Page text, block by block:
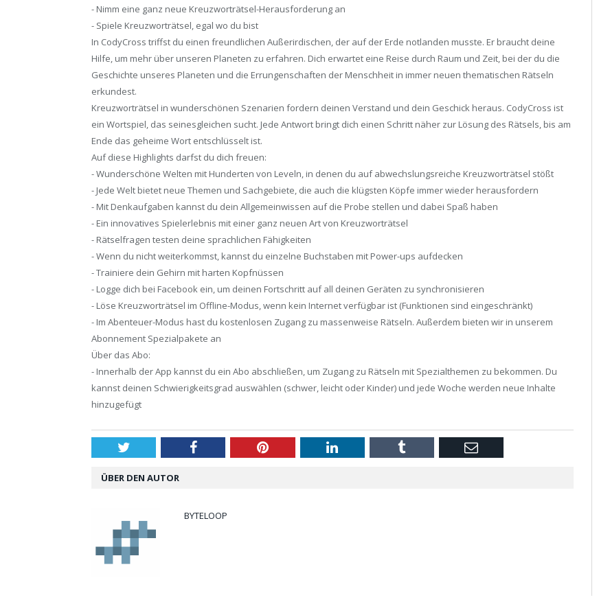
- Nimm eine ganz neue Kreuzworträtsel-Herausforderung an
- Spiele Kreuzworträtsel, egal wo du bist
In CodyCross triffst du einen freundlichen Außerirdischen, der auf der Erde notlanden musste. Er braucht deine
Hilfe, um mehr über unseren Planeten zu erfahren. Dich erwartet eine Reise durch Raum und Zeit, bei der du die
Geschichte unseres Planeten und die Errungenschaften der Menschheit in immer neuen thematischen Rätseln
erkundest.
Kreuzworträtsel in wunderschönen Szenarien fordern deinen Verstand und dein Geschick heraus. CodyCross ist
ein Wortspiel, das seinesgleichen sucht. Jede Antwort bringt dich einen Schritt näher zur Lösung des Rätsels, bis am
Ende das geheime Wort entschlüsselt ist.
Auf diese Highlights darfst du dich freuen:
- Wunderschöne Welten mit Hunderten von Leveln, in denen du auf abwechslungsreiche Kreuzworträtsel stößt
- Jede Welt bietet neue Themen und Sachgebiete, die auch die klügsten Köpfe immer wieder herausfordern
- Mit Denkaufgaben kannst du dein Allgemeinwissen auf die Probe stellen und dabei Spaß haben
- Ein innovatives Spielerlebnis mit einer ganz neuen Art von Kreuzworträtsel
- Rätselfragen testen deine sprachlichen Fähigkeiten
- Wenn du nicht weiterkommst, kannst du einzelne Buchstaben mit Power-ups aufdecken
- Trainiere dein Gehirn mit harten Kopfnüssen
- Logge dich bei Facebook ein, um deinen Fortschritt auf all deinen Geräten zu synchronisieren
- Löse Kreuzworträtsel im Offline-Modus, wenn kein Internet verfügbar ist (Funktionen sind eingeschränkt)
- Im Abenteuer-Modus hast du kostenlosen Zugang zu massenweise Rätseln. Außerdem bieten wir in unserem
Abonnement Spezialpakete an
Über das Abo:
- Innerhalb der App kannst du ein Abo abschließen, um Zugang zu Rätseln mit Spezialthemen zu bekommen. Du
kannst deinen Schwierigkeitsgrad auswählen (schwer, leicht oder Kinder) und jede Woche werden neue Inhalte
hinzugefügt
Twitter Facebook Pinterest LinkedIn Tumblr Email
ÜBER DEN AUTOR
BYTELOOP